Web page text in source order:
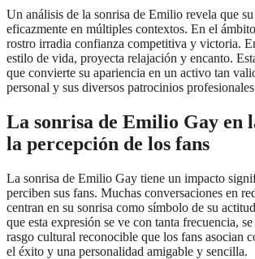
Un análisis de la sonrisa de Emilio revela que
eficazmente en múltiples contextos. En el
rostro irradia confianza competitiva y victoria.
estilo de vida, proyecta relajación y encanto.
que convierte su apariencia en un activo tan
personal y sus diversos patrocinios
La sonrisa de Emilio Gay en
la percepción de los fans
La sonrisa de Emilio Gay tiene un impacto
perciben sus fans. Muchas conversaciones en
centran en su sonrisa como símbolo de su
que esta expresión se ve con tanta frecuencia,
rasgo cultural reconocible que los fans asocian
el éxito y una personalidad amigable y sencilla.